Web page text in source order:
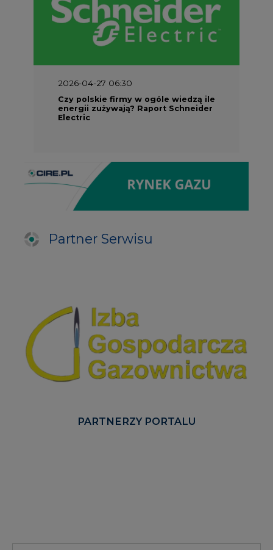
2026-04-27 06:30
Czy polskie firmy w ogóle wiedzą ile
energii zużywają? Raport Schneider
Electric
Partner Serwisu
PARTNERZY PORTALU